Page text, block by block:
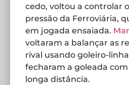
cedo, voltou a controlar
pressão da Ferroviária,
em jogada ensaiada.
voltaram a balançar as
rival usando goleiro-
fecharam a goleada
longa distância.